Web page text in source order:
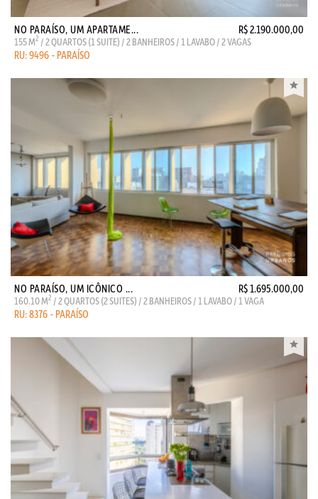
NO PARAÍSO, UM APARTAME... R$ 2.190.000,00
155 M2 / 2 QUARTOS (1 SUITE) / 2 BANHEIROS / 1 LAVABO / 2 VAGAS
RU: 9496 - PARAÍSO
NO PARAÍSO, UM ICÔNICO ... R$ 1.695.000,00
160.10 M2 / 2 QUARTOS (2 SUITES) / 2 BANHEIROS / 1 LAVABO / 1 VAGA
RU: 8376 - PARAÍSO